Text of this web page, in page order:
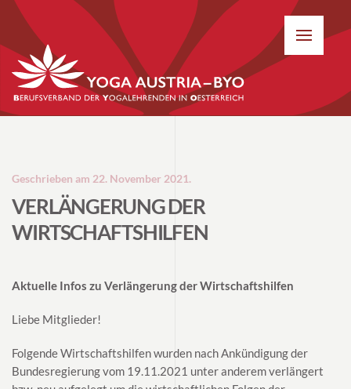
Geschrieben am 22. November 2021.
VERLÄNGERUNG DER
WIRTSCHAFTSHILFEN
Aktuelle Infos zu Verlängerung der Wirtschaftshilfen
Liebe Mitglieder!
Folgende Wirtschaftshilfen wurden nach Ankündigung der
Bundesregierung vom 19.11.2021 unter anderem verlängert